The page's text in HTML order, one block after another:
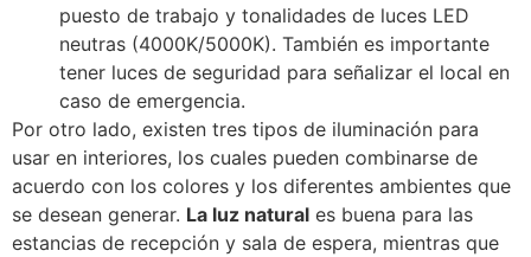
puesto de trabajo y tonalidades de luces LED
neutras (4000K/5000K). También es importante
tener luces de seguridad para señalizar el local en
caso de emergencia.
Por otro lado, existen tres tipos de iluminación para
usar en interiores, los cuales pueden combinarse de
acuerdo con los colores y los diferentes ambientes que
se desean generar. La luz natural es buena para las
estancias de recepción y sala de espera, mientras que